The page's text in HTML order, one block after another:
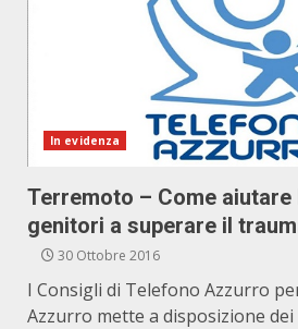
In evidenza
Terremoto – Come aiutare
genitori a superare il
30 Ottobre 2016
I Consigli di Telefono Azzurro
Azzurro mette a disposizione dei